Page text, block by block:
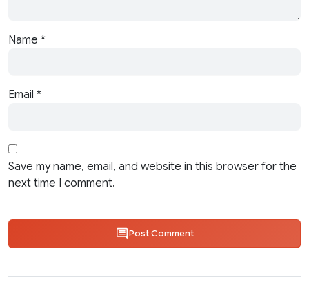
Name *
Email *
Save my name, email, and website in this browser for the
next time I comment.
Post Comment